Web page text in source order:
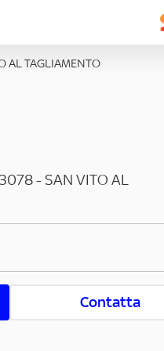
AL TAGLIAMENTO
- SAN VITO AL
Contatta